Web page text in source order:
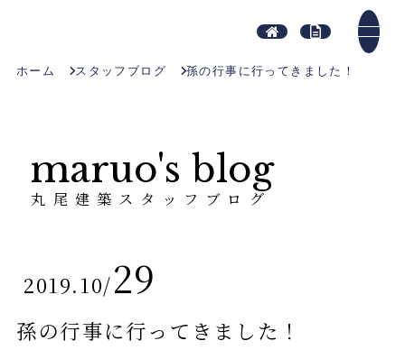
ホーム スタッフブログ 孫の行事に行ってきました！
maruo's blog
丸尾建築スタッフブログ
2019.10/29
孫の行事に行ってきました！